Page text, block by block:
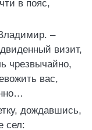
в пояс,
–
визит,
чрезвычайно,
вас,
дождавшись,
сел: